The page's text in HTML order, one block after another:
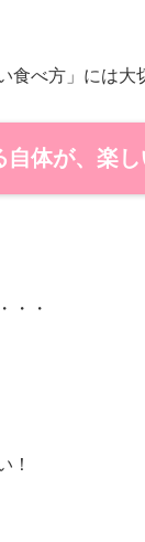
食べ方」には大
自体が、楽
・・
！